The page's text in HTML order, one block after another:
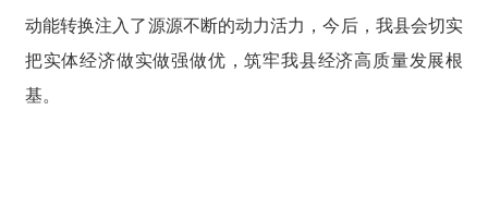
动能转换注入了源源不断的动力活力，今后，我县会切实
把实体经济做实做强做优，筑牢我县经济高质量发展根
基。